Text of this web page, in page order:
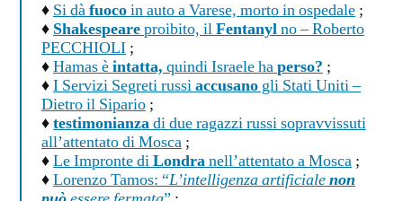
♦ Si dàfuocoin auto a Varese, morto in ospedale ;
♦ Shakespeareproibito, ilFentanylno – Roberto
PECCHIOLI ;
♦Hamas èintatta, quindi Israele haperso? ;
♦I Servizi Segreti russiaccusano gli Stati Uniti –
Dietro il Sipario ;
♦testimonianzadi due ragazzi russi sopravvissuti
all’attentato di Mosca ;
♦Le Impronte diLondranell’attentato a Mosca ;
♦Lorenzo Tamos: “L’intelligenza artificialenon